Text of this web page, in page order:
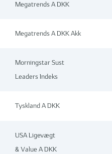
Megatrends A DKK
Megatrends A DKK Akk
Morningstar Sust
Leaders Indeks
Tyskland A DKK
USA Ligevægt
& Value A DKK